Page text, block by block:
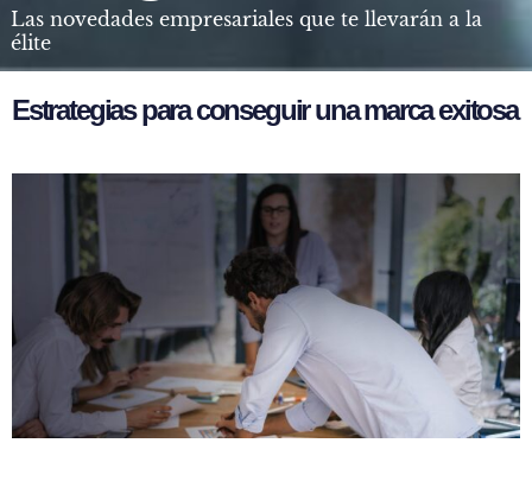
Las novedades empresariales que te llevarán a la
élite
Estrategias para conseguir una marca exitosa